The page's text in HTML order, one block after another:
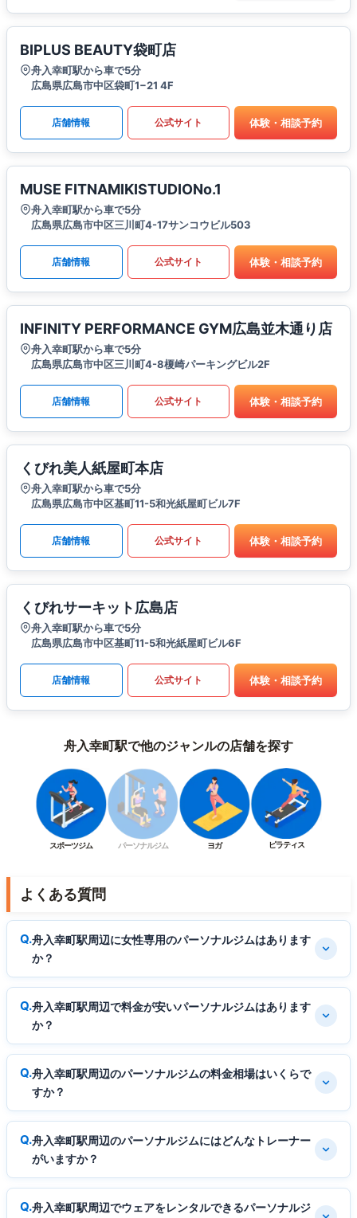
BIPLUS BEAUTY袋町店
舟入幸町駅から車で5分
広島県広島市中区袋町1−21 4F
店舗情報 公式サイト 体験・相談予約
MUSE FITNAMIKISTUDIONo.1
舟入幸町駅から車で5分
広島県広島市中区三川町4-17サンコウビル503
店舗情報 公式サイト 体験・相談予約
INFINITY PERFORMANCE GYM広島並木通り店
舟入幸町駅から車で5分
広島県広島市中区三川町4-8榎崎パーキングビル2F
店舗情報 公式サイト 体験・相談予約
くびれ美人紙屋町本店
舟入幸町駅から車で5分
広島県広島市中区基町11-5和光紙屋町ビル7F
店舗情報 公式サイト 体験・相談予約
くびれサーキット広島店
舟入幸町駅から車で5分
広島県広島市中区基町11-5和光紙屋町ビル6F
店舗情報 公式サイト 体験・相談予約
舟入幸町駅で他のジャンルの店舗を探す
スポーツジム パーソナルジム ヨガ ピラティス
よくある質問
舟入幸町駅周辺に女性専用のパーソナルジムはあります
か？
舟入幸町駅周辺で料金が安いパーソナルジムはあります
か？
舟入幸町駅周辺のパーソナルジムの料金相場はいくらで
すか？
舟入幸町駅周辺のパーソナルジムにはどんなトレーナー
がいますか？
舟入幸町駅周辺でウェアをレンタルできるパーソナルジ